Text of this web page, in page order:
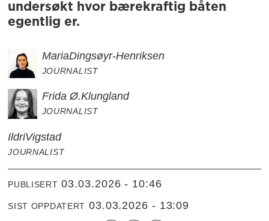
undersøkt hvor bærekraftig båten
egentlig er.
MariaDingsøyr-Henriksen
JOURNALIST
Frida Ø.Klungland
JOURNALIST
IldriVigstad
JOURNALIST
PUBLISERT 03.03.2026 - 10:46
SIST OPPDATERT 03.03.2026 - 13:09